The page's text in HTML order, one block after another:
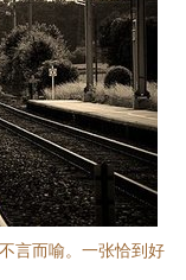
言而喻。一张恰到好